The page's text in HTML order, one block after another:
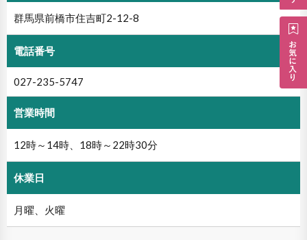
群馬県前橋市住吉町2-12-8
電話番号
027-235-5747
営業時間
12時～14時、18時～22時30分
休業日
月曜、火曜